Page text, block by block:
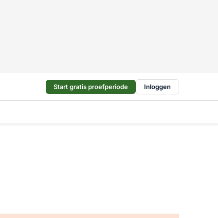
Start gratis proefperiode Inloggen